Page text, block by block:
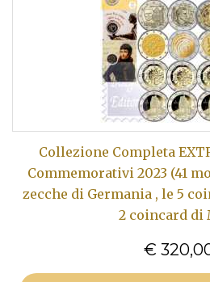
Collezione Completa
Commemorativi 2023 (41
zecche di Germania , le 5
2 coincard di
€